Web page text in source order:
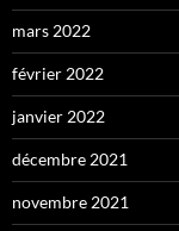
mars 2022
février 2022
janvier 2022
décembre 2021
novembre 2021